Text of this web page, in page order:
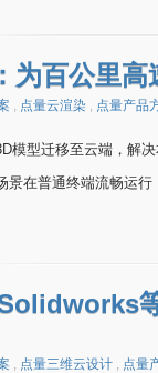
为百公里
, 点量云渲染 , 点量产品
模型迁移至云端，解
在普通终端流畅运行
, 点量三维云设计 , 点量